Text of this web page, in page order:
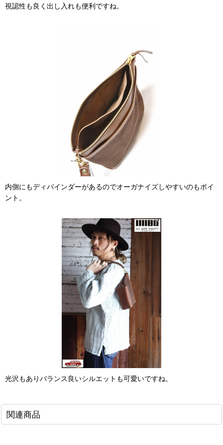
視認性も良く出し入れも便利ですね。
内側にもディバインダーがあるのでオーガナイズしやすいのもポイ
ント。
光沢もありバランス良いシルエットも可愛いですね。
関連商品